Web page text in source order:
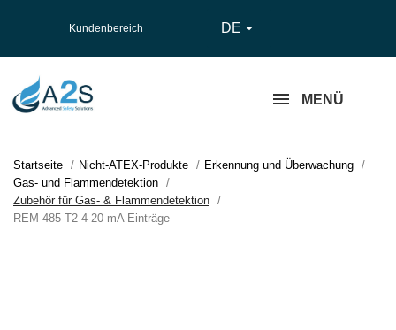
Kundenbereich DE 
MENÜ
Startseite Nicht-ATEX-Produkte
Erkennung und Überwachung
Gas- und Flammendetektion
Zubehör für Gas- & Flammendetektion
REM-485-T2 4-20 mA Einträge